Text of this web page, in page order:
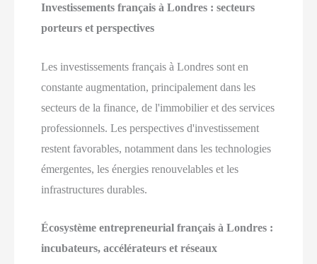
Investissements français à Londres : secteurs
porteurs et perspectives
Les investissements français à Londres sont en
constante augmentation, principalement dans les
secteurs de la finance, de l'immobilier et des services
professionnels. Les perspectives d'investissement
restent favorables, notamment dans les technologies
émergentes, les énergies renouvelables et les
infrastructures durables.
Écosystème entrepreneurial français à Londres :
incubateurs, accélérateurs et réseaux